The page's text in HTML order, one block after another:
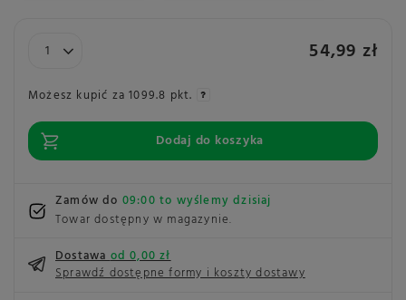
54,99 zł
Możesz kupić za1099.8 pkt.
Dodaj do koszyka
Zamów do 09:00 to wyślemy dzisiaj
Towar dostępny w magazynie
Dostawaod 0,00 zł
Sprawdź dostępne formy i koszty dostawy